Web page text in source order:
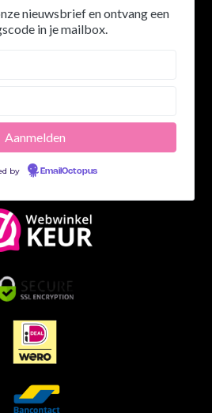
nieuwsbrief en ontvang een
in je mailbox.
by EmailOctopus